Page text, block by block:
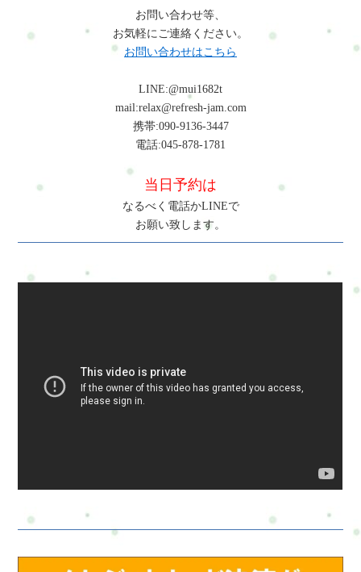
容の確認に進んでください。
やすいです。背中の筋肉の緊張による痛みが起こることがあり
ます。9. 不安感: 家庭内のストレスや多忙なスケジュール、子供
の健康や教育に関する不安が、不安感を引き起こす要因となり
労感が増加し、疲れやすくなります。11. 抑うつ感: 子供の世話
や家事、社会との接触の減少などが、抑うつ感を引き起こす可
能性があります。これらの症状や感情的な不調は、主婦の多忙
な生活によるものが多いです。適切な休息、ストレス管理、バ
ランスの取れた食事、運動、リラクゼーションの時間を確保す
ることが、カラダとココロの調和を保つために重要です。ま
た、専門家のサポートを受けることも、これらの問題を解決す
るのに役立つことがあります。 ▼▼▼▼▼▼▼もし3つ
でも当てはまったら･･･ぜひ1度RefreshJamの施術を試してくださ
ださい。※整体やマッサージでは病気や怪我は治りません。・
は？主婦の生活は多忙で、日々の家事や子育ての負担が蓄積す
ることがあります。そのため、健康を保ちながら疲労を軽減す
るための対策と改善方法は非常に重要です。この記事では、主
る前にリラックスする習慣を持つことが大切です。2. 適切な栄
質、健康な脂質をバランスよく摂取しましょう。栄養豊富な食
お問い合わせ等、
お気軽にご連絡ください。
お問い合わせはこちら
LINE:@mui1682t
mail:relax@refresh-jam.com
携帯:090-9136-3447
電話:045-878-1781
当日予約は
なるべく電話かLINEで
お願い致します。